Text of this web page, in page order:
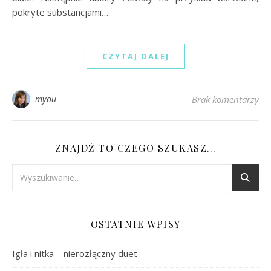
pokryte substancjami…
CZYTAJ DALEJ
myou Brak komentarzy
ZNAJDŹ TO CZEGO SZUKASZ…
OSTATNIE WPISY
Igła i nitka – nierozłączny duet